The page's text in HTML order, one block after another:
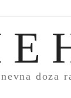
E
doza